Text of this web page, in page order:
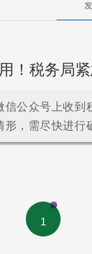
税务局紧
公众号上收到
，需尽快进行
1